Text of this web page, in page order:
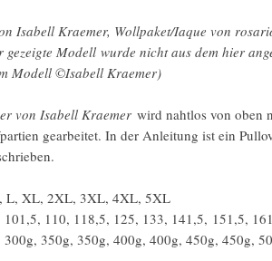
Isabell Kraemer, Wollpaket/Iaque von
Modell wurde nicht aus dem hier
Modell ©Isabell Kraemer)
von Isabell Kraemer wird nahtlos von oben
gearbeitet. In der Anleitung ist ein
L, XL, 2XL, 3XL, 4XL, 5XL
101,5, 110, 118,5, 125, 133, 141,5, 151,5,
300g, 350g, 350g, 400g, 400g, 450g, 450g,